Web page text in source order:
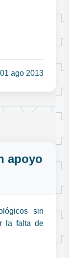
ago 2013
apoyo
sin
la falta de